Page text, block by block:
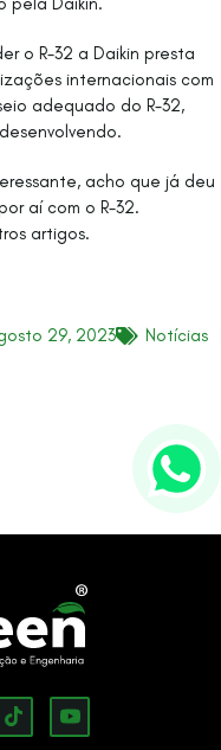
o R-32 a Daikin presta
internacionais com
adequado do R-32,
acho que já deu
aí com o R-32.
artigos.
29, 2023 Notícias